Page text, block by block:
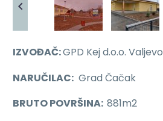
IZVOĐAČ:GPD Kej d.o.o. Valjevo
NARUČILAC: Grad Čačak
BRUTO POVRŠINA: 881m2